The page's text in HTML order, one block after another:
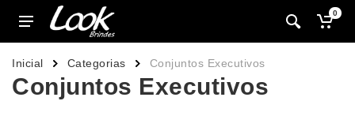
0
Inicial Categorias Conjuntos Executivos
Conjuntos Executivos